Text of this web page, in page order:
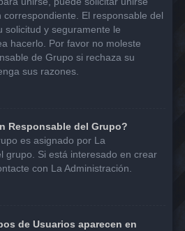
correspondiente. El responsable del
solicitud y seguramente le
hacerlo. Por favor no moleste
de Grupo si rechaza su
sus razones.
Responsable del Grupo?
es asignado por La
grupo. Si está interesado en crear
con La Administración.
de Usuarios aparecen en